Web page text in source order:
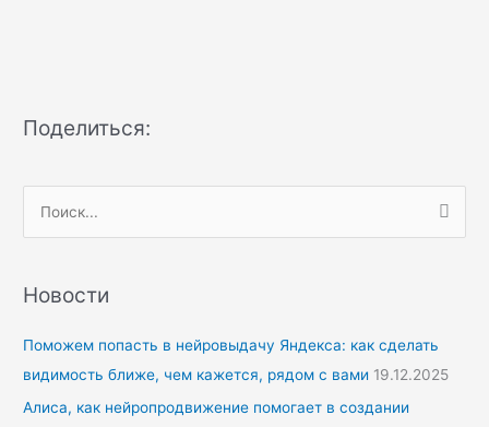
Поделиться:
сНовости
Поможем попасть в нейровыдачу Яндекса: как сделать
видимость ближе, чем кажется, рядом с вами 19.12.2025
Алиса, как нейропродвижение помогает в создании